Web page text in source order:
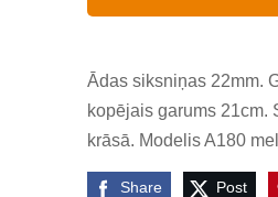
Ādas siksniņas 22mm.
kopējais garums 21cm.
krāsā. Modelis A180
Share Post